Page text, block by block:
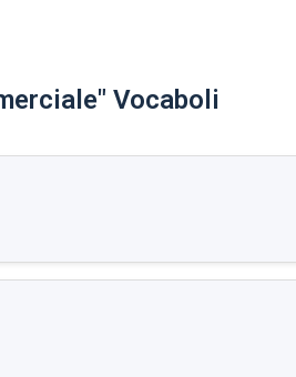
Vocaboli